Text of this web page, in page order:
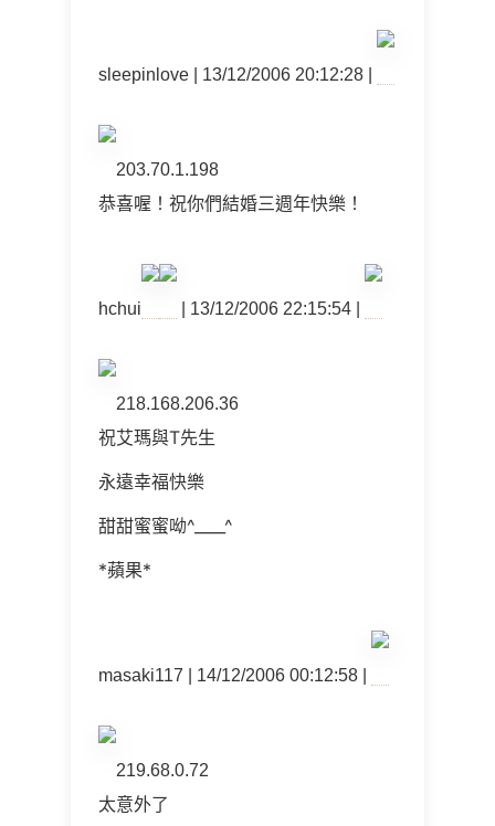
sleepinlove | 13/12/2006 20:12:28 |
203.70.1.198
恭喜喔！祝你們結婚三週年快樂！
hchui | 13/12/2006 22:15:54 |
218.168.206.36
祝艾瑪與T先生
永遠幸福快樂
甜甜蜜蜜呦^____^
*蘋果*
masaki117 | 14/12/2006 00:12:58 |
219.68.0.72
太意外了